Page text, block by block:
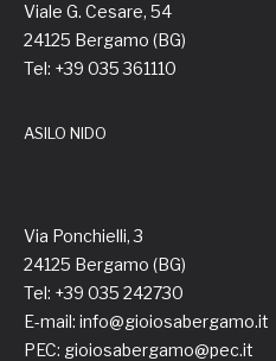
Viale G. Cesare, 54
24125 Bergamo (BG)
Tel: +39 035 361110
ASILO NIDO
Via Ponchielli, 3
24125 Bergamo (BG)
Tel: +39 035 242730
E-mail: info@gioiosabergamo.it
PEC: gioiosabergamo@pec.it